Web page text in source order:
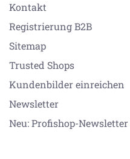
Kontakt
Registrierung B2B
Sitemap
Trusted Shops
Kundenbilder einreichen
Newsletter
Neu: Profishop-Newsletter